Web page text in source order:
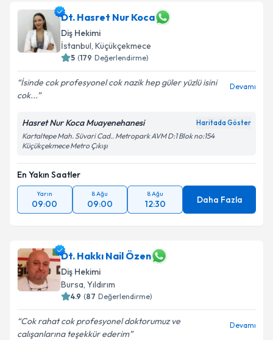
Dt. Hasret Nur Koca
Diş Hekimi
İstanbul, Küçükçekmece
5 (179 Değerlendirme)
İsinde cok profesyonel cok nazik hep güler yüzlü isini
cok...
Devamı
Hasret Nur Koca Muayenehanesi Haritada Göster
Kartaltepe Mah. Süvari Cad.. Metropark AVM D:1 Blok no:154
Küçükçekmece Metro Çıkışı
En Yakın Saatler
Yarın
09:00
8 Ağu
09:00
8 Ağu
12:30 Daha Fazla
Dt. Hakkı Nail Özen
Diş Hekimi
Bursa, Yıldırım
4.9 (87 Değerlendirme)
Cok rahat cok profesyonel doktorumuz ve
calışanlarına teşekkür ederim
Devamı